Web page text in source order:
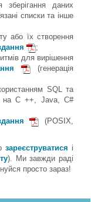
зберігання даних
списки та інше
або їх створення
;
для вирішення
(генерація
SQL та
на C ++, Java, C#
(POSIX,
зареєструватися і
). Ми завжди раді
просто зараз!